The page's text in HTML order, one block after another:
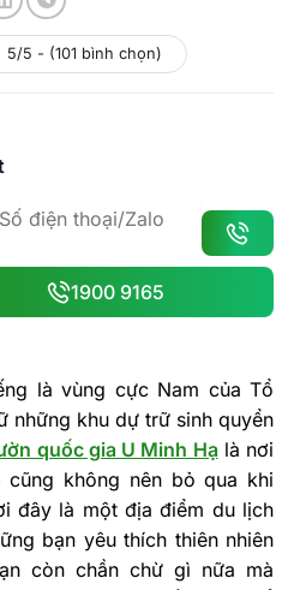
5/5 - (101 bình chọn)
1900 9165
là vùng cực Nam của Tổ
những khu dự trữ sinh quyển
quốc gia U Minh Hạlà nơi
không nên bỏ qua khi
đây là một địa điểm du lịch
bạn yêu thích thiên nhiên
còn chần chừ gì nữa mà